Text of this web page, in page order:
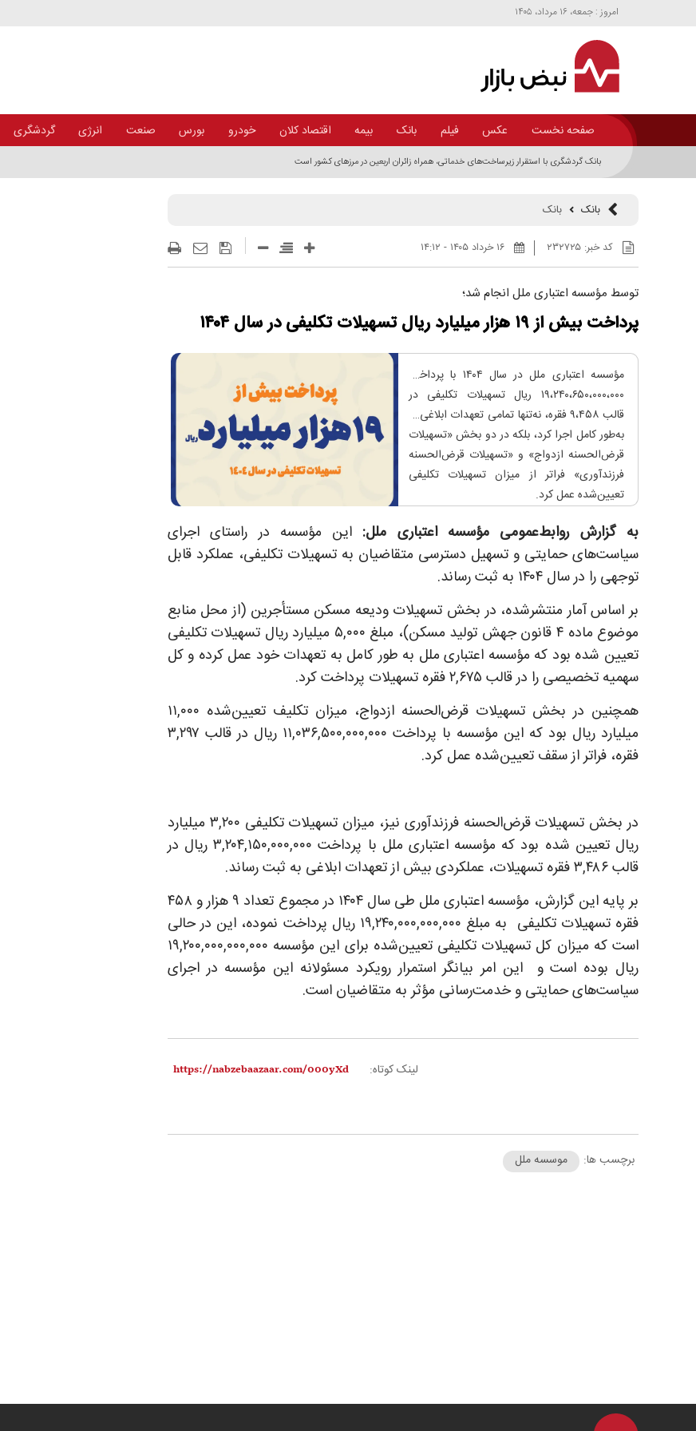
امروز : جمعه، ۱۶ مرداد، ۱۴۰۵
صفحه نخست عکس فیلم بانک بیمه اقتصاد کلان خودرو بورس صنعت انرژی گردشگری
بانک گردشگری با استقرار زیرساخت‌های خدماتی، همراه زائران اربعین در مرز‌های کشور است
بانک بانک
کد خبر:۲۳۲۷۲۵ ۱۶ خرداد ۱۴۰۵ - ۱۴:۱۲
توسط مؤسسه اعتباری ملل انجام شد؛
پرداخت بیش از ۱۹ هزار میلیارد ریال تسهیلات تکلیفی در سال ۱۴۰۴
مؤسسه اعتباری ملل در سال ۱۴۰۴ با پرداخت
۱۹،۲۴۰،۶۵۰،۰۰۰،۰۰۰ ریال تسهیلات تکلیفی در
قالب ۹،۴۵۸ فقره، نه‌تنها تمامی تعهدات ابلاغی را
به‌طور کامل اجرا کرد، بلکه در دو بخش «تسهیلات
قرض‌الحسنه ازدواج» و «تسهیلات قرض‌الحسنه
فرزندآوری» فراتر از میزان تسهیلات تکلیفی
تعیین‌شده عمل کرد.
به گزارش روابط‌عمومی مؤسسه اعتباری ملل: این مؤسسه در راستای اجرای
سیاست‌های حمایتی و تسهیل دسترسی متقاضیان به تسهیلات تکلیفی، عملکرد قابل
توجهی را در سال ۱۴۰۴ به ثبت رساند.
بر اساس آمار منتشرشده، در بخش تسهیلات ودیعه مسکن مستأجرین (از محل منابع
موضوع ماده ۴ قانون جهش تولید مسکن)، مبلغ ۵,۰۰۰ میلیارد ریال تسهیلات تکلیفی
تعیین شده بود که مؤسسه اعتباری ملل به طور کامل به تعهدات خود عمل کرده و کل
سهمیه تخصیصی را در قالب ۲,۶۷۵ فقره تسهیلات پرداخت کرد.
همچنین در بخش تسهیلات قرض‌الحسنه ازدواج، میزان تکلیف تعیین‌شده ۱۱,۰۰۰
میلیارد ریال بود که این مؤسسه با پرداخت ۱۱,۰۳۶,۵۰۰,۰۰۰,۰۰۰ ریال در قالب ۳,۲۹۷
فقره، فراتر از سقف تعیین‌شده عمل کرد.
در بخش تسهیلات قرض‌الحسنه فرزندآوری نیز، میزان تسهیلات تکلیفی ۳,۲۰۰ میلیارد
ریال تعیین شده بود که مؤسسه اعتباری ملل با پرداخت ۳,۲۰۴,۱۵۰,۰۰۰,۰۰۰ ریال در
قالب ۳,۴۸۶ فقره تسهیلات، عملکردی بیش از تعهدات ابلاغی به ثبت رساند.
بر پایه این گزارش، مؤسسه اعتباری ملل طی سال ۱۴۰۴ در مجموع تعداد ۹ هزار و ۴۵۸
فقره تسهیلات تکلیفی به مبلغ ۱۹,۲۴۰,۰۰۰,۰۰۰,۰۰۰ ریال پرداخت نموده، این در حالی
است که میزان کل تسهیلات تکلیفی تعیین‌شده برای این مؤسسه ۱۹,۲۰۰,۰۰۰,۰۰۰,۰۰۰
ریال بوده است و این امر بیانگر استمرار رویکرد مسئولانه این مؤسسه در اجرای
سیاست‌های حمایتی و خدمت‌رسانی مؤثر به متقاضیان است.
لینک کوتاه:
برچسب ها: موسسه ملل